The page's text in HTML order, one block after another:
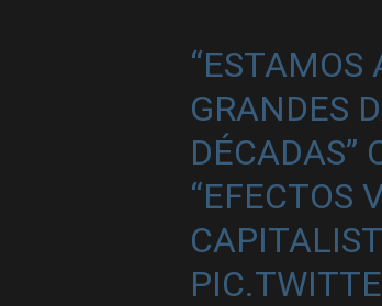
“ESTAMOS
GRANDES
DÉCADAS”
“EFECTOS